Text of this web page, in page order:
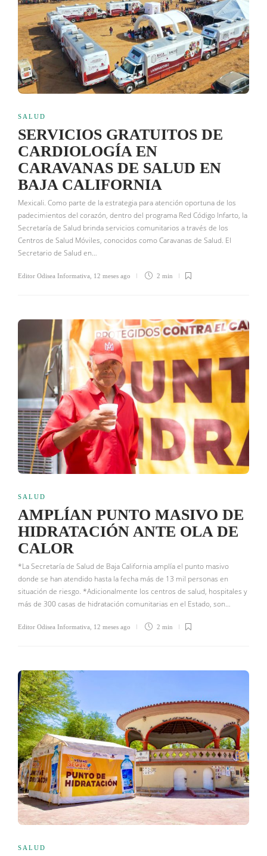
SALUD
SERVICIOS GRATUITOS DE
CARDIOLOGÍA EN
CARAVANAS DE SALUD EN
BAJA CALIFORNIA
Mexicali. Como parte de la estrategia para atención oportuna de los
padecimientos del corazón, dentro del programa Red Código Infarto, la
Secretaría de Salud brinda servicios comunitarios a través de los
Centros de Salud Móviles, conocidos como Caravanas de Salud. El
Secretario de Salud en…
Editor Odisea Informativa 12 meses ago 2 min
SALUD
AMPLÍAN PUNTO MASIVO DE
HIDRATACIÓN ANTE OLA DE
CALOR
*La Secretaría de Salud de Baja California amplía el punto masivo
donde se han atendido hasta la fecha más de 13 mil personas en
situación de riesgo. *Adicionalmente los centros de salud, hospitales y
más de 300 casas de hidratación comunitarias en el Estado, son…
Editor Odisea Informativa 12 meses ago 2 min
SALUD